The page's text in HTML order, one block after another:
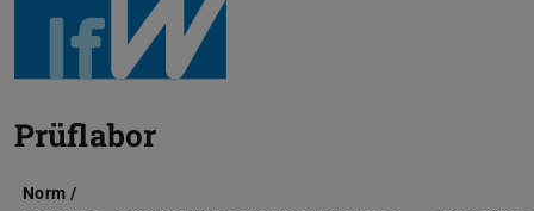
Prüflabor
Norm /